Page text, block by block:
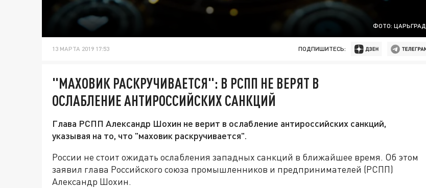
ФОТО: ЦАРЬГРАД
13 МАРТА 2019 17:53 ПОДПИШИТЕСЬ:
"МАХОВИК РАСКРУЧИВАЕТСЯ": В РСПП НЕ ВЕРЯТ В
ОСЛАБЛЕНИЕ АНТИРОССИЙСКИХ САНКЦИЙ
Глава РСПП Александр Шохин не верит в ослабление антироссийских санкций,
указывая на то, что "маховик раскручивается".
России не стоит ожидать ослабления западных санкций в ближайшее время. Об этом
заявил глава Российского союза промышленников и предпринимателей (РСПП)
Александр Шохин.